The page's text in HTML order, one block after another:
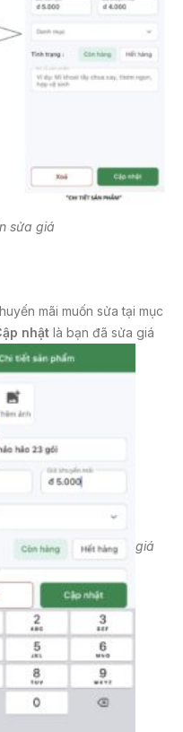
sửa giá
mãi muốn sửa tại mục
nhật là bạn đã sửa giá
giá